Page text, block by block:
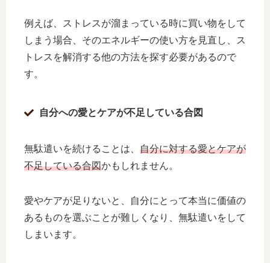
例えば、ストレスが溜まっている時に買い物をして
しまう場合、そのエネルギーの使い方を見直し、ス
トレスを解消する他の方法を探す必要があるので
す。
自分への愛とケアが不足している合図
無駄遣いを続けることは、 自分に対する愛とケアが
不足している合図かもしれません。
愛やケアが足りないと、自分にとって本当に価値の
あるものを選ぶことが難しくなり、無駄遣いをして
しまいます。